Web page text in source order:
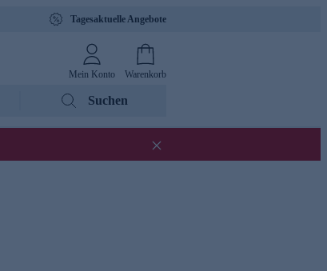
Tagesaktuelle Angebote
Mein Konto Warenkorb
Suchen